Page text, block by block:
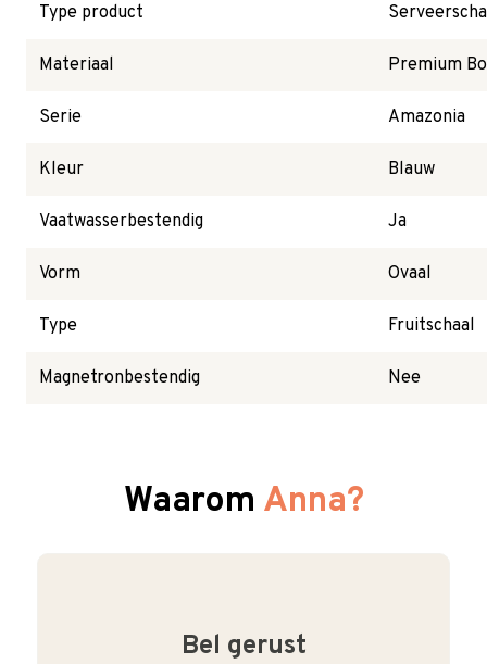
Type product
Materiaal Premium
Serie Amazonia
Kleur Blauw
Vaatwasserbestendig Ja
Vorm Ovaal
Type Fruitschaal
Magnetronbestendig Nee
Waarom Anna?
Bel gerust